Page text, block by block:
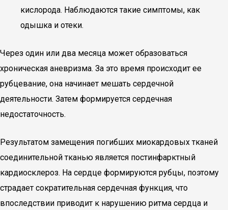
кислорода. Наблюдаются такие симптомы, как
одышка и отеки.
Через один или два месяца может образоваться
хроническая аневризма. За это время происходит ее
рубцевание, она начинает мешать сердечной
деятельности. Затем формируется сердечная
недостаточность.
Результатом замещения погибших миокардовых тканей
соединительной тканью является постинфарктный
кардиосклероз. На сердце формируются рубцы, поэтому
страдает сократительная сердечная функция, что
впоследствии приводит к нарушению ритма сердца и